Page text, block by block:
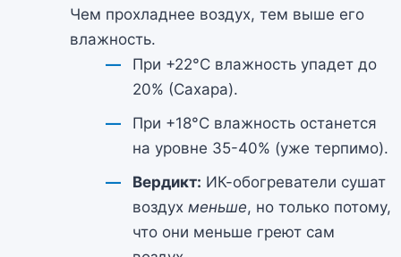
Чем прохладнее воздух, тем выше его
влажность.
При +22°C влажность упадет до
20% (Сахара).
При +18°C влажность останется
на уровне 35-40% (уже терпимо).
Вердикт: ИК-обогреватели сушат
воздух меньше, но только потому,
что они меньше греют сам